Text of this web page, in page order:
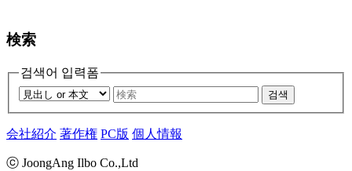
検索
검색어 입력폼
검색
会社紹介 著作権 PC版 個人情報
ⓒ JoongAng Ilbo Co.,Ltd